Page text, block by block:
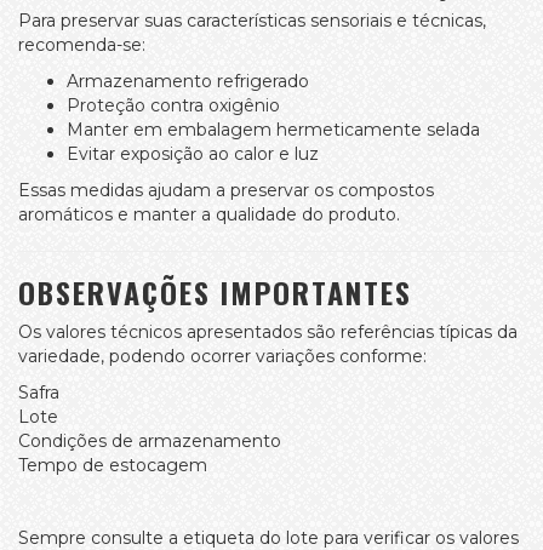
Para preservar suas características sensoriais e técnicas,
recomenda-se:
Armazenamento refrigerado
Proteção contra oxigênio
Manter em embalagem hermeticamente selada
Evitar exposição ao calor e luz
Essas medidas ajudam a preservar os compostos
aromáticos e manter a qualidade do produto.
OBSERVAÇÕES IMPORTANTES
Os valores técnicos apresentados são referências típicas da
variedade, podendo ocorrer variações conforme:
Safra
Lote
Condições de armazenamento
Tempo de estocagem
Sempre consulte a etiqueta do lote para verificar os valores